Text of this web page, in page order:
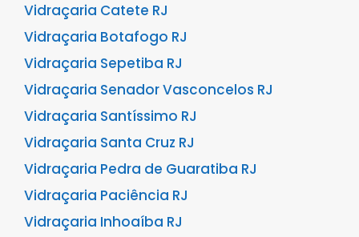
Vidraçaria Catete RJ
Vidraçaria Botafogo RJ
Vidraçaria Sepetiba RJ
Vidraçaria Senador Vasconcelos RJ
Vidraçaria Santíssimo RJ
Vidraçaria Santa Cruz RJ
Vidraçaria Pedra de Guaratiba RJ
Vidraçaria Paciência RJ
Vidraçaria Inhoaíba RJ